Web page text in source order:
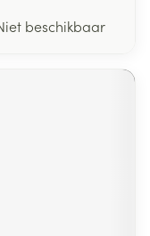
beschikbaar